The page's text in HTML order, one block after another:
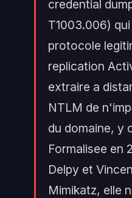
credential
T1003.006)
protocole
replication
extraire a
NTLM de
du domaine, y
Formalisee en
Delpy et
Mimikatz, elle